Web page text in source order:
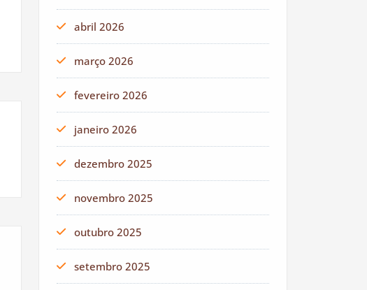
abril 2026
março 2026
fevereiro 2026
janeiro 2026
dezembro 2025
novembro 2025
outubro 2025
setembro 2025